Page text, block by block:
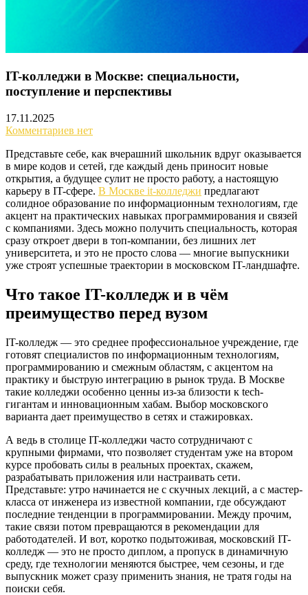
IT-колледжи в Москве: специальности,
поступление и перспективы
17.11.2025
Комментариев нет
Представьте себе, как вчерашний школьник вдруг оказывается
в мире кодов и сетей, где каждый день приносит новые
открытия, а будущее сулит не просто работу, а настоящую
карьеру в IT-сфере. В Москве it-колледжи предлагают
солидное образование по информационным технологиям, где
акцент на практических навыках программирования и связей
с компаниями. Здесь можно получить специальность, которая
сразу откроет двери в топ-компании, без лишних лет
университета, и это не просто слова — многие выпускники
уже строят успешные траектории в московском IT-ландшафте.
Что такое IT-колледж и в чём
преимущество перед вузом
IT-колледж — это среднее профессиональное учреждение, где
готовят специалистов по информационным технологиям,
программированию и смежным областям, с акцентом на
практику и быструю интеграцию в рынок труда. В Москве
такие колледжи особенно ценны из-за близости к tech-
гигантам и инновационным хабам. Выбор московского
варианта дает преимущество в сетях и стажировках.
А ведь в столице IT-колледжи часто сотрудничают с
крупными фирмами, что позволяет студентам уже на втором
курсе пробовать силы в реальных проектах, скажем,
разрабатывать приложения или настраивать сети.
Представьте: утро начинается не с скучных лекций, а с мастер-
класса от инженера из известной компании, где обсуждают
последние тенденции в программировании. Между прочим,
такие связи потом превращаются в рекомендации для
работодателей. И вот, коротко подытоживая, московский IT-
колледж — это не просто диплом, а пропуск в динамичную
среду, где технологии меняются быстрее, чем сезоны, и где
выпускник может сразу применить знания, не тратя годы на
поиски себя.